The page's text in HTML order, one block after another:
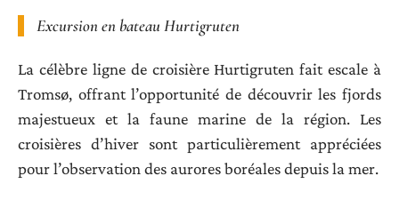
Excursion en bateau Hurtigruten
La célèbre ligne de croisière Hurtigruten fait escale à
Tromsø, offrant l’opportunité de découvrir les fjords
majestueux et la faune marine de la région. Les
croisières d’hiver sont particulièrement appréciées
pour l’observation des aurores boréales depuis la mer.